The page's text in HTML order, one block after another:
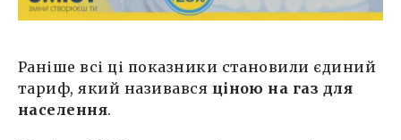
Раніше всі ці показники становили єдиний
тариф, який називався ціною на газ для
населення.